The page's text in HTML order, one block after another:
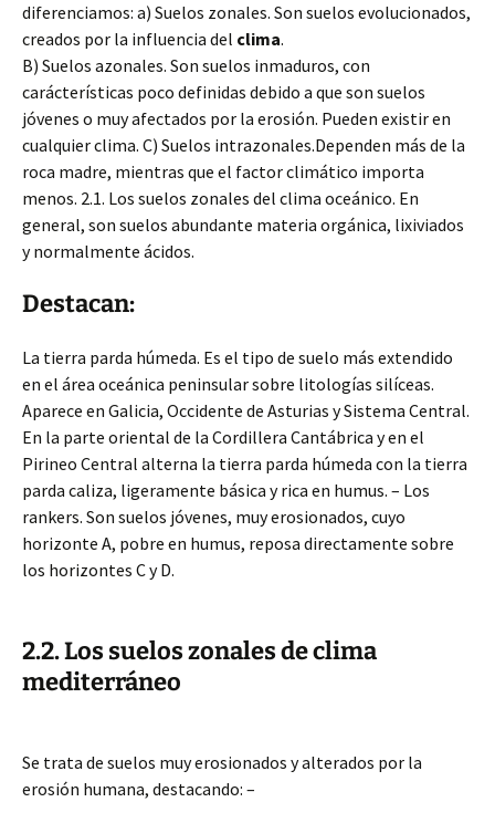
diferenciamos: a) Suelos zonales. Son suelos evolucionados,
creados por la influencia del clima.
B) Suelos azonales. Son suelos inmaduros, con
carácterísticas poco definidas debido a que son suelos
jóvenes o muy afectados por la erosión. Pueden existir en
cualquier clima. C) Suelos intrazonales.Dependen más de la
roca madre, mientras que el factor climático importa
menos. 2.1. Los suelos zonales del clima oceánico. En
general, son suelos abundante materia orgánica, lixiviados
y normalmente ácidos.
Destacan:
La tierra parda húmeda. Es el tipo de suelo más extendido
en el área oceánica peninsular sobre litologías silíceas.
Aparece en Galicia, Occidente de Asturias y Sistema Central.
En la parte oriental de la Cordillera Cantábrica y en el
Pirineo Central alterna la tierra parda húmeda con la tierra
parda caliza, ligeramente básica y rica en humus. – Los
rankers. Son suelos jóvenes, muy erosionados, cuyo
horizonte A, pobre en humus, reposa directamente sobre
los horizontes C y D.
2.2. Los suelos zonales de clima
mediterráneo
Se trata de suelos muy erosionados y alterados por la
erosión humana, destacando: –